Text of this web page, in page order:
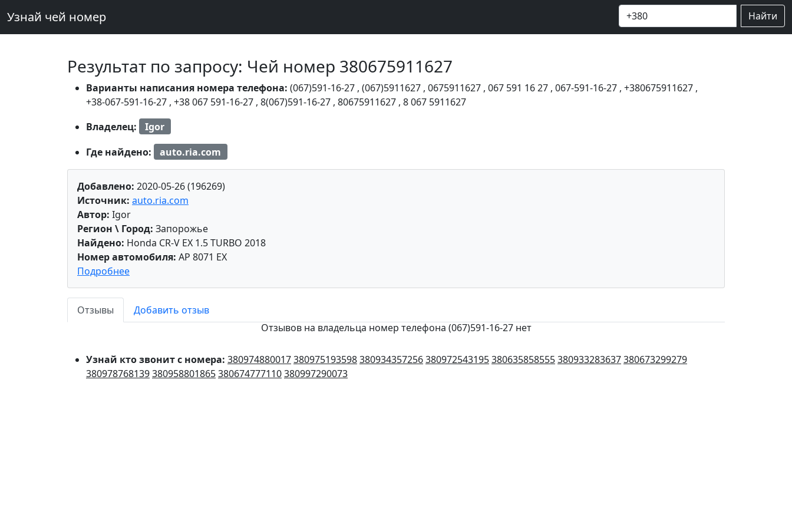
Узнай чей номер Найти
Результат по запросу: Чей номер 380675911627
Варианты написания номера телефона: (067)591-16-27 , (067)5911627 , 0675911627 , 067 591 16 27 , 067-591-16-27 , +380675911627 ,
+38-067-591-16-27 , +38 067 591-16-27 , 8(067)591-16-27 , 80675911627 , 8 067 5911627
Владелец:
Igor
Где найдено:
auto.ria.com
Добавлено: 2020-05-26 (196269)
Источник: auto.ria.com
Автор: Igor
Регион \ Город: Запорожье
Найдено: Honda CR-V EX 1.5 TURBO 2018
Номер автомобиля: AP 8071 EX
Подробнее
Отзывы
Добавить отзыв
Отзывов на владельца номер телефона (067)591-16-27 нет
Узнай кто звонит с номера: 380974880017380975193598380934357256380972543195380635858555380933283637380673299279
380978768139380958801865380674777110380997290073